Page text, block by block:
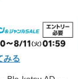
みる